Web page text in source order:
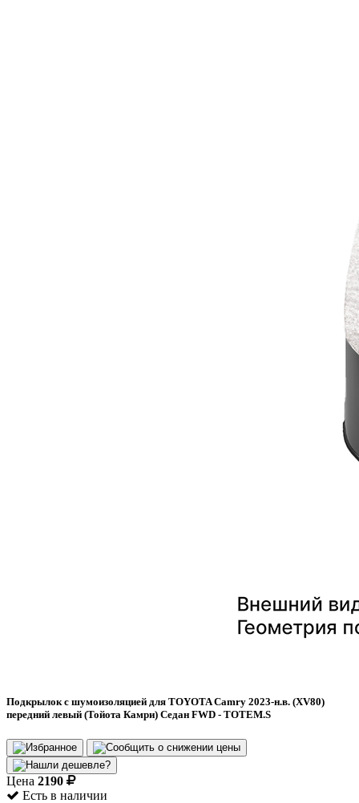
Подкрылок с шумоизоляцией для TOYOTA Camry 2023-н.в. (XV80)
передний левый (Тойота Камри) Седан FWD - TOTEM.S
Цена 2190
Есть в наличии